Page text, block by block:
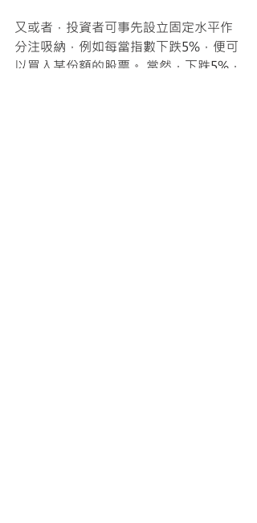
又或者，投資者可事先設立固定水平作
分注吸納，例如每當指數下跌5%，便可
以買入某份額的股票。 當然，下跌5%，